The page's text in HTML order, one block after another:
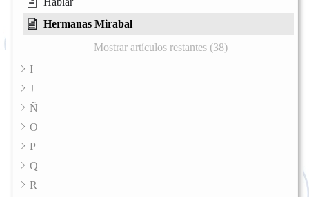
Hermanas Mirabal
Mostrar artículos restantes (38)
I
J
Ñ
O
P
Q
R